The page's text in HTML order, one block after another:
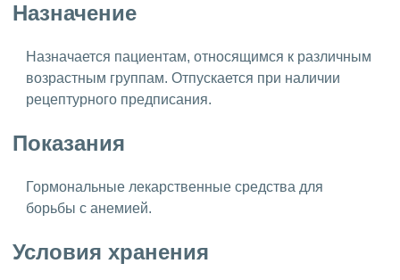
Назначение
Назначается пациентам, относящимся к различным
возрастным группам. Отпускается при наличии
рецептурного предписания.
Показания
Гормональные лекарственные средства для
борьбы с анемией.
Условия хранения